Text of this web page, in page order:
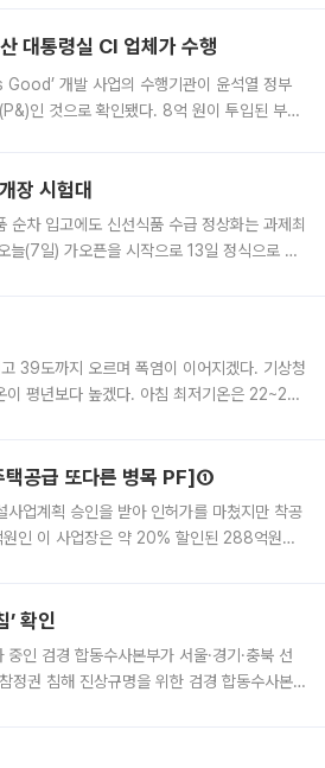
대통령실 CI 업체가 수행
개발 사업의 수행기관이 윤석열 정부
인 것으로 확인됐다. 8억 원이 투입된 부산
장 시험대
차 입고에도 신선식품 수급 정상화는 과제최
늘(7일) 가오픈을 시작으로 13일 정식으로 재
39도까지 오르며 폭염이 이어지겠다. 기상청
이 평년보다 높겠다. 아침 최저기온은 22~27
택공급 또다른 병목 PF]①
업계획 승인을 받아 인허가를 마쳤지만 착공
인 이 사업장은 약 20% 할인된 288억원에
’ 확인
인 검경 합동수사본부가 서울·경기·충북 선
정권 침해 진상규명을 위한 검경 합동수사본